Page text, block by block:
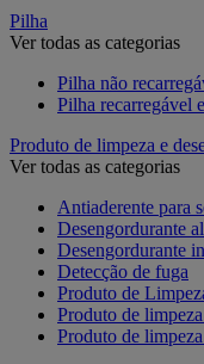
Pilha
Ver todas as categorias
Pilha não
Pilha recarregável
Produto de limpeza e
Ver todas as categorias
Antiaderente para
Desengordurante
Desengordurante
Detecção de fuga
Produto de
Produto de
Produto de